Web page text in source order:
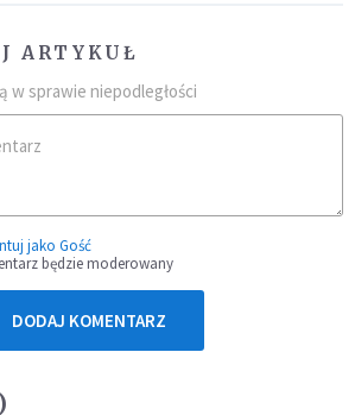
ARTYKUŁ
w sprawie niepodległości
jako Gość
będzie moderowany
DODAJ KOMENTARZ